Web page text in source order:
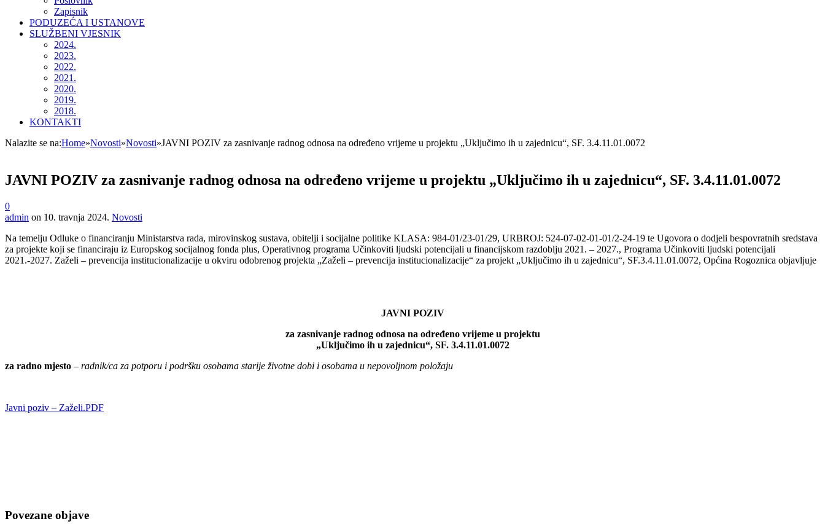
Zapisnik
PODUZEĆA I USTANOVE
SLUŽBENI VJESNIK
2024.
2023.
2022.
2021.
2020.
2019.
2018.
KONTAKTI
Nalazite se na:Home»Novosti»Novosti»JAVNI POZIV za zasnivanje radnog odnosa na određeno vrijeme u projektu „Uključimo ih u zajednicu“, SF. 3.4.11.01.0072
JAVNI POZIV za zasnivanje radnog odnosa na određeno vrijeme u projektu „Uključimo ih u zajednicu“, SF. 3.4.11.01.0072
0
admin on 10. travnja 2024. Novosti
Na temelju Odluke o financiranju Ministarstva rada, mirovinskog sustava, obitelji i socijalne politike KLASA: 984-01/23-01/29, URBROJ: 524-07-02-01-01/2-24-19 te Ugovora o dodjeli bespovratnih sredstava
za projekte koji se financiraju iz Europskog socijalnog fonda plus, Operativnog programa Učinkoviti ljudski potencijali u financijskom razdoblju 2021. – 2027., Programa Učinkoviti ljudski potencijali
2021.-2027. Zaželi – prevencija institucionalizacije u okviru odobrenog projekta „Zaželi – prevencija institucionalizacije“ za projekt „Uključimo ih u zajednicu“, SF.3.4.11.01.0072, Općina Rogoznica objavljuje
JAVNI POZIV
za zasnivanje radnog odnosa na određeno vrijeme u projektu
„Uključimo ih u zajednicu“, SF. 3.4.11.01.0072
za radno mjesto – radnik/ca za potporu i podršku osobama starije životne dobi i osobama u nepovoljnom položaju
Javni poziv – Zaželi.PDF
Povezane objave